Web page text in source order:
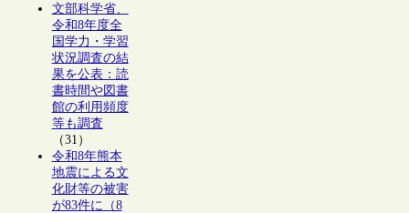
文部科学省、
令和8年度全
国学力・学習
状況調査の結
果を公表：読
書時間や図書
館の利用頻度
等も調査
（31）
令和8年熊本
地震による文
化財等の被害
が83件に（8